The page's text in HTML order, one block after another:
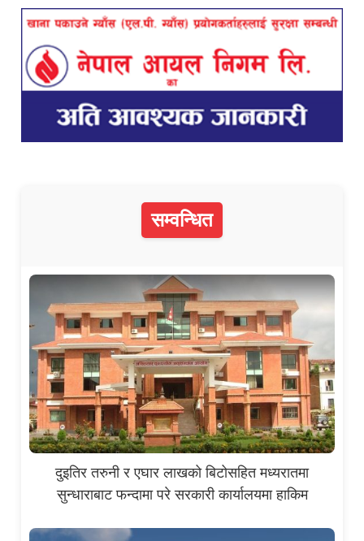
सम्वन्धित
दुइतिर तरुनी र एघार लाखको बिटोसहित मध्यरातमा
सुन्धाराबाट फन्दामा परे सरकारी कार्यालयमा हाकिम